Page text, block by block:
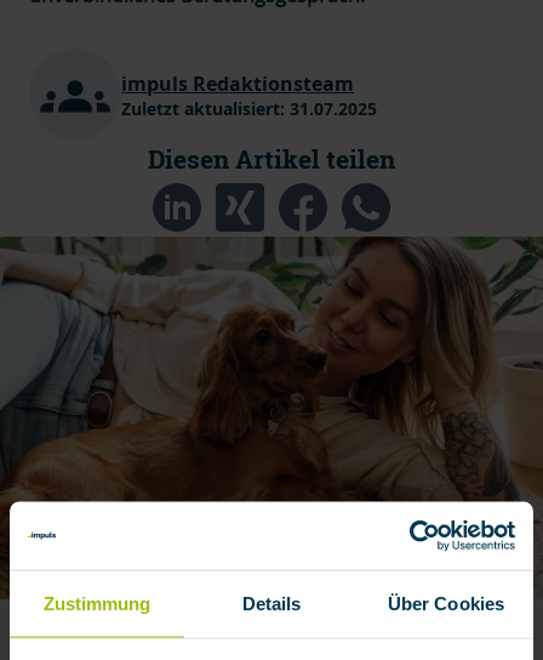
Zustimmung Details Über Cookies
impuls Redaktionsteam
Zuletzt aktualisiert: 31.07.2025
Diesen Artikel teilen
SCHUTZ BEI SCHÄDEN, DIE IHR HUND